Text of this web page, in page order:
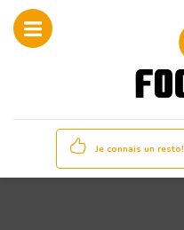
Je connais un resto!